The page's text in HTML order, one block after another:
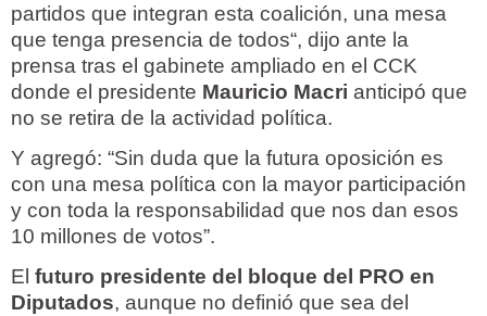
partidos que integran esta coalición, una mesa
que tenga presencia de todos“, dijo ante la
prensa tras el gabinete ampliado en el CCK
donde el presidente Mauricio Macri anticipó que
no se retira de la actividad política.
Y agregó: “Sin duda que la futura oposición es
con una mesa política con la mayor participación
y con toda la responsabilidad que nos dan esos
10 millones de votos”.
El futuro presidente del bloque del PRO en
Diputados, aunque no definió que sea del